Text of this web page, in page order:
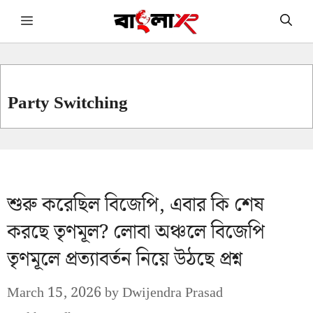
Skip Menu
Party Switching
শুরু করেছিল বিজেপি, এবার কি শেষ
করছে তৃণমূল? লোবা অঞ্চলে বিজেপি
তৃণমূলে প্রত্যাবর্তন নিয়ে উঠছে প্রশ্ন
March 15, 2026byDwijendra Prasad